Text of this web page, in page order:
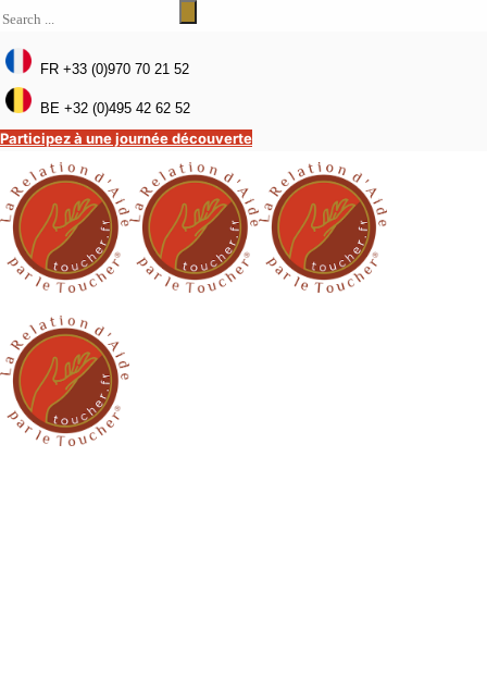
FR +33 (0)970 70 21 52
BE +32 (0)495 42 62 52
Participez à une journée découverte